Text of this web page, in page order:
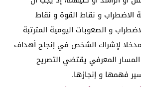
و نقاط القوة و نقاط
و الصعوبات اليومية المترتبة
لإشراك الشخص في إنجاح أهداف
المسار المعرفي يقتضي التصريح
فهمها و إنجازها.